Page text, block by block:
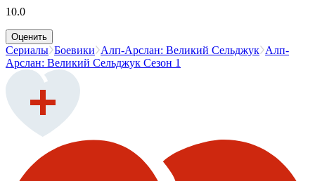
10.0
Оценить
Сериалы Боевики Алп-Арслан: Великий Сельджук Алп-
Арслан: Великий Сельджук Сезон 1